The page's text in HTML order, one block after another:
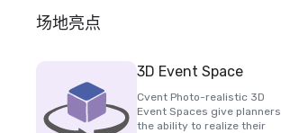
场地亮点
3D Event Space
Cvent Photo-realistic 3D
Event Spaces give planners
the ability to realize their